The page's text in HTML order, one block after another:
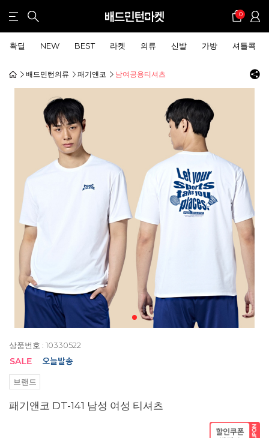
0
확딜 NEW BEST 라켓 의류 신발 가방 셔틀콕
배드민턴의류 패기앤코 남여공용티셔츠
상품번호 : 10330522
브랜드
패기앤코 DT-141 남성 여성 티셔츠